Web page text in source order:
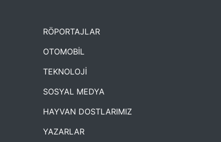
RÖPORTAJLAR
OTOMOBİL
TEKNOLOJİ
SOSYAL MEDYA
HAYVAN DOSTLARIMIZ
YAZARLAR